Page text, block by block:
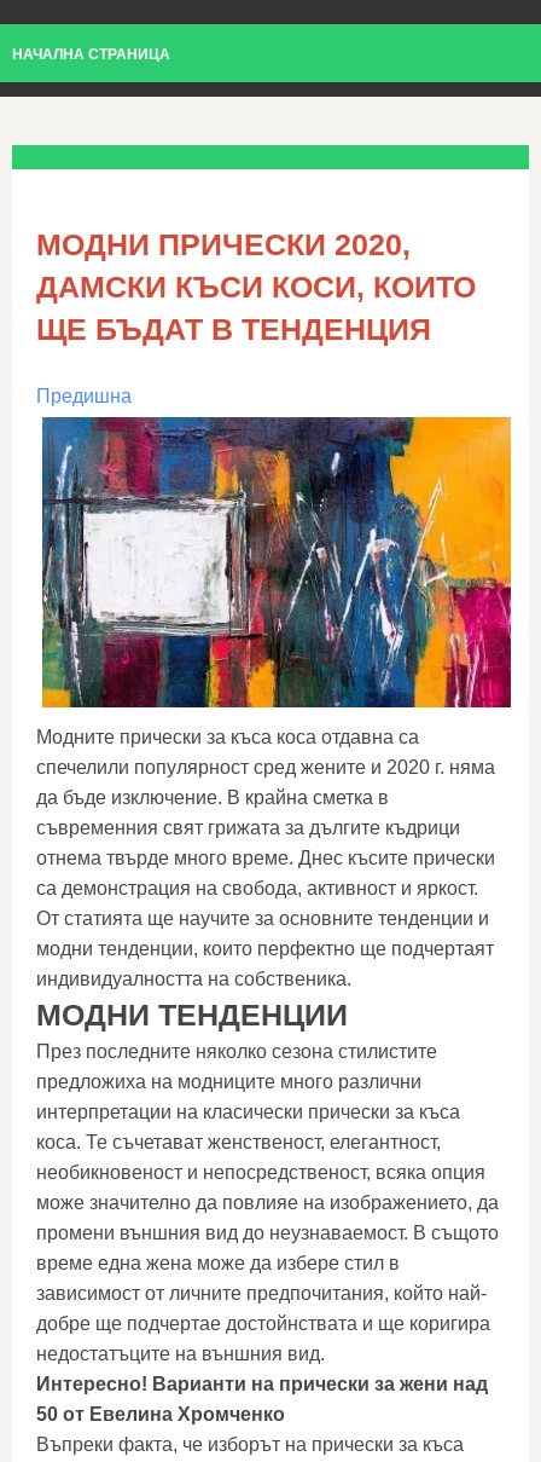
НАЧАЛНА СТРАНИЦА
МОДНИ ПРИЧЕСКИ 2020,
ДАМСКИ КЪСИ КОСИ, КОИТО
ЩЕ БЪДАТ В ТЕНДЕНЦИЯ
Предишна
Модните прически за къса коса отдавна са
спечелили популярност сред жените и 2020 г. няма
да бъде изключение. В крайна сметка в
съвременния свят грижата за дългите къдрици
отнема твърде много време. Днес късите прически
са демонстрация на свобода, активност и яркост.
От статията ще научите за основните тенденции и
модни тенденции, които перфектно ще подчертаят
индивидуалността на собственика.
МОДНИ ТЕНДЕНЦИИ
През последните няколко сезона стилистите
предложиха на модниците много различни
интерпретации на класически прически за къса
коса. Те съчетават женственост, елегантност,
необикновеност и непосредственост, всяка опция
може значително да повлияе на изображението, да
промени външния вид до неузнаваемост. В същото
време една жена може да избере стил в
зависимост от личните предпочитания, който най-
добре ще подчертае достойнствата и ще коригира
недостатъците на външния вид.
Интересно! Варианти на прически за жени над
50 от Евелина Хромченко
Въпреки факта, че изборът на прически за къса